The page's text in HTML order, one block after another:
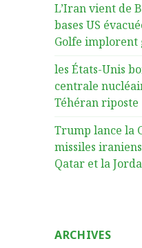
L’Iran vient de
bases US
Golfe implorent
les États-Unis
centrale
Téhéran riposte
Trump lance la
missiles
Qatar et la
ARCHIVES